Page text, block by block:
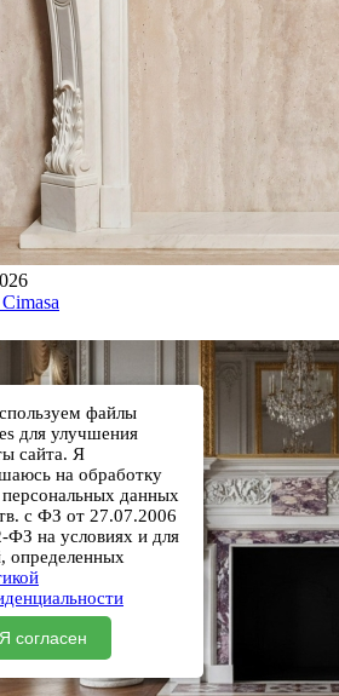
файлы
для улучшения
сайта. Я
на обработку
данных
с ФЗ от 27.07.2006
на условиях и для
определенных
Я согласен